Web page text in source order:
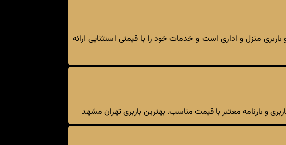
منزل و اداری است و خدمات خود را با قیمتی استثنایی ارائه
و بارنامه معتبر با قیمت مناسب. بهترین باربری تهران مشهد